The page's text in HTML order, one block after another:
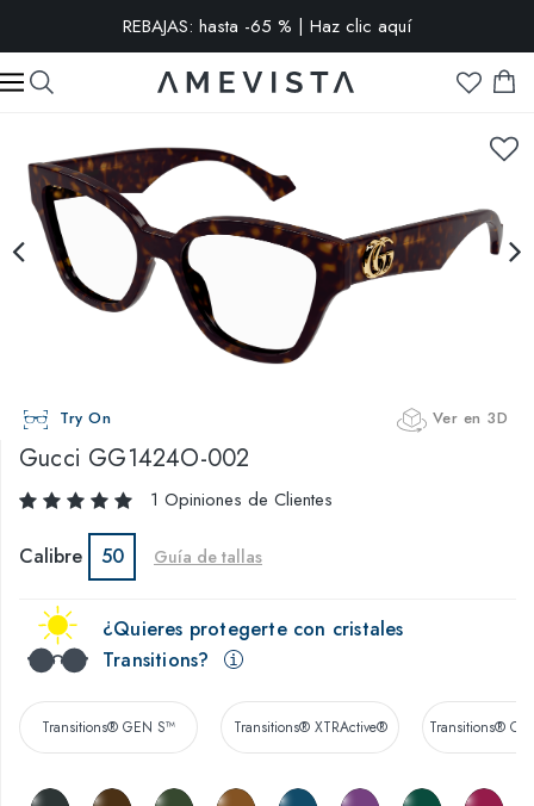
-15% extra en todas las gafas con cristales graduados | Código:
VISION15
Try On Ver en 3D
Gucci GG1424O-002
1 Opiniones de Clientes
Calibre 50 Guía de tallas
¿Quieres protegerte con cristales
Transitions?
Transitions® GEN S™ Transitions® XTRActive® Transitions®